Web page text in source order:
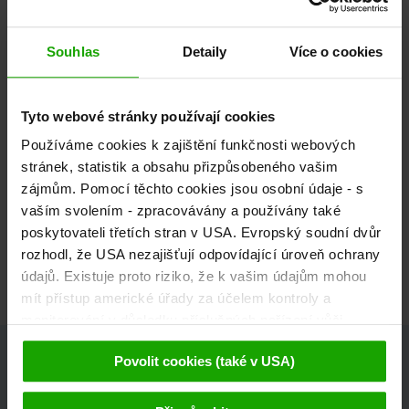
Souhlas Detaily Více o cookies
Tyto webové stránky používají cookies
Používáme cookies k zajištění funkčnosti webových
stránek, statistik a obsahu přizpůsobeného vašim
zájmům. Pomocí těchto cookies jsou osobní údaje - s
vaším svolením - zpracovávány a používány také
poskytovateli třetích stran v USA. Evropský soudní dvůr
rozhodl, že USA nezajišťují odpovídající úroveň ochrany
údajů. Existuje proto riziko, že k vašim údajům mohou
mít přístup americké úřady za účelem kontroly a
poskytovatelům třetích stran (např. Google, Meta) a že
proti tomu nejsou k dispozici žádné účinné právní
prostředky. Kliknutím na tlačítko "Přijmout cookies"
Povolit cookies (také v USA)
Villach
Všechna ubytování v Korutanech -